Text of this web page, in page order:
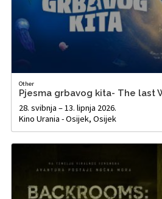
Other
Pjesma grbavog kita- The last
28. svibnja – 13. lipnja 2026.
Kino Urania - Osijek, Osijek